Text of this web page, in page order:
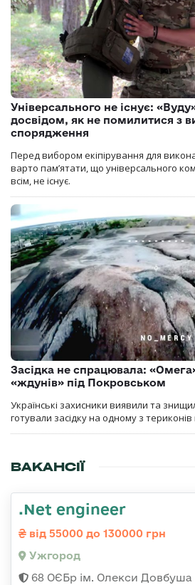
Універсального не існує:
досвідом, як не помилитися з
спорядження
Перед вибором екіпірування для
варто пам’ятати, що універсального
всім, не існує.
Засідка не спрацювала:
«ждунів» під Покровськом
Українські захисники виявили та
готували засідку на одному з
ВАКАНСІЇ
.Net engineer
від 55000 до 130000 грн
Ужгород
68 ОЄБр ім. Олекси Довбуша